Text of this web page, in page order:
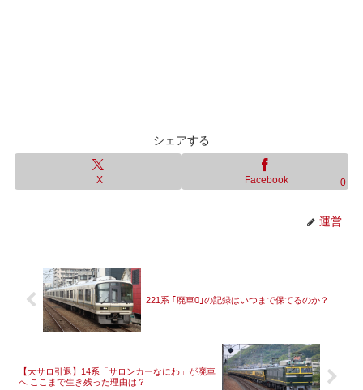
シェアする
X Facebook 0
運営
221系 ｢廃車0｣の記録はいつまで保てるのか？
【大サロ引退】14系「サロンカーなにわ」が廃車
へ ここまで生き残った理由は？